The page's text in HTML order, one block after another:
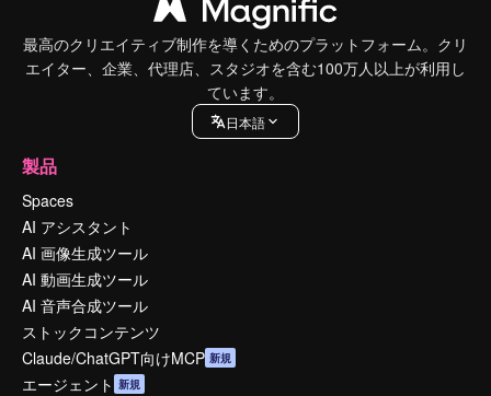
最高のクリエイティブ制作を導くためのプラットフォーム。クリ
エイター、企業、代理店、スタジオを含む100万人以上が利用し
ています。
日本語
製品
Spaces
AI アシスタント
AI 画像生成ツール
AI 動画生成ツール
AI 音声合成ツール
ストックコンテンツ
Claude/ChatGPT向けMCP 新規
エージェント 新規